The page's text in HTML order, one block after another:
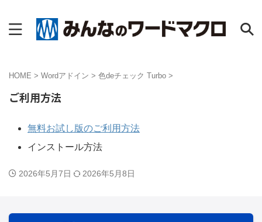
HOME > Wordアドイン > 色deチェック Turbo >
ご利用方法
無料お試し版のご利用方法
インストール方法
2026年5月7日 2026年5月8日